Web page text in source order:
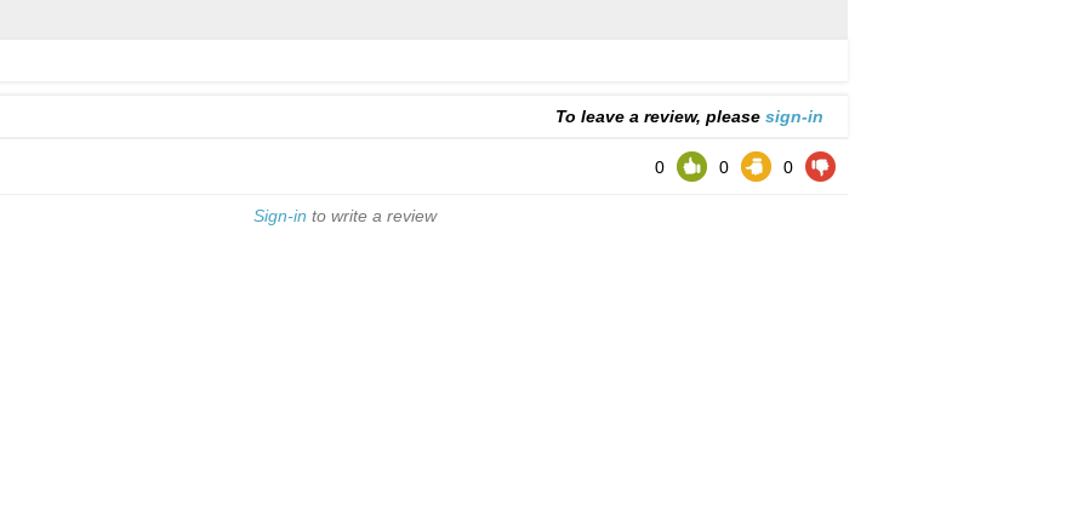
To leave a review, please sign-in
0 0 0
Sign-in to write a review